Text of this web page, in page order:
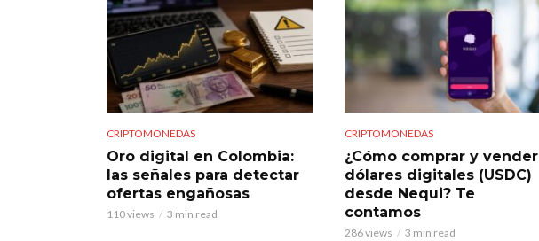
CRIPTOMONEDAS
Oro digital en Colombia:
las señales para detectar
ofertas engañosas
110 views 3 min read
CRIPTOMONEDAS
¿Cómo comprar y vender
dólares digitales (USDC)
desde Nequi? Te
contamos
286 views 3 min read